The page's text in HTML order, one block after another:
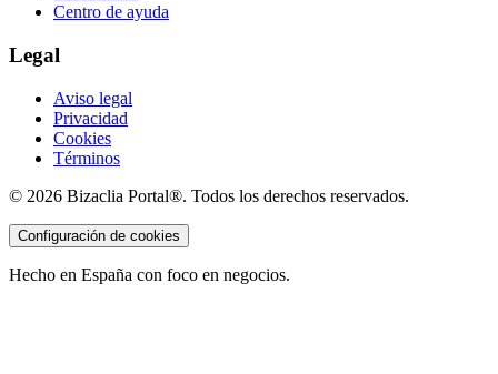
Centro de ayuda
Legal
Aviso legal
Privacidad
Cookies
Términos
© 2026 Bizaclia Portal®. Todos los derechos reservados.
Configuración de cookies
Hecho en España con foco en negocios.